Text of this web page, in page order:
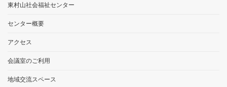
東村山社会福祉センター
センター概要
アクセス
会議室のご利用
地域交流スペース